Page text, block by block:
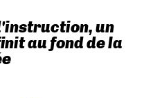
un
au fond de la